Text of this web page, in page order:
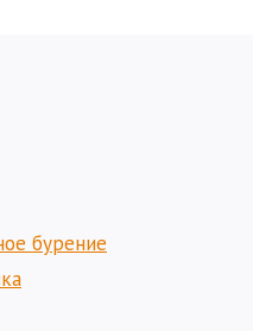
бурение